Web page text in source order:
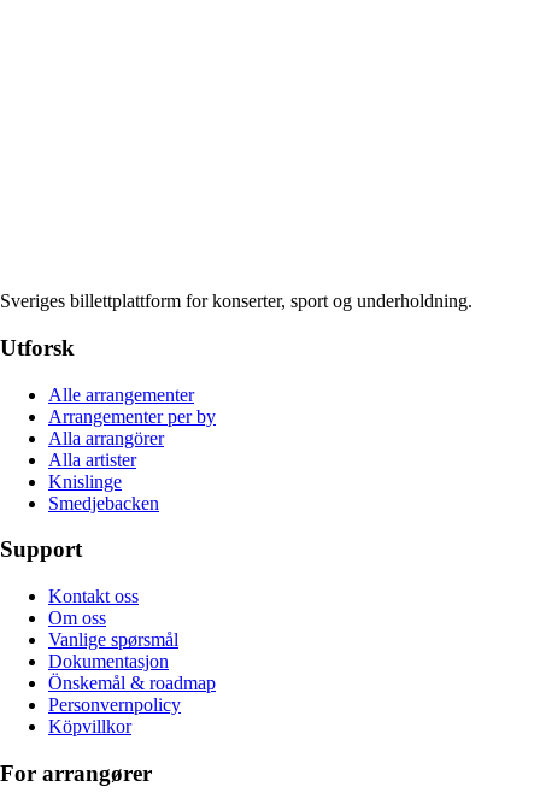
Sveriges billettplattform for konserter, sport og underholdning.
Utforsk
Alle arrangementer
Arrangementer per by
Alla arrangörer
Alla artister
Knislinge
Smedjebacken
Support
Kontakt oss
Om oss
Vanlige spørsmål
Dokumentasjon
Önskemål & roadmap
Personvernpolicy
Köpvillkor
For arrangører